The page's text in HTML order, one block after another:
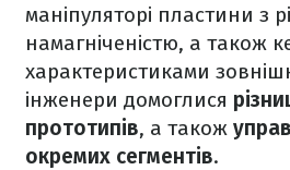
маніпуляторі пластини з
намагніченістю, а також
характеристиками
інженери домоглися
прототипів, а також
окремих сегментів.